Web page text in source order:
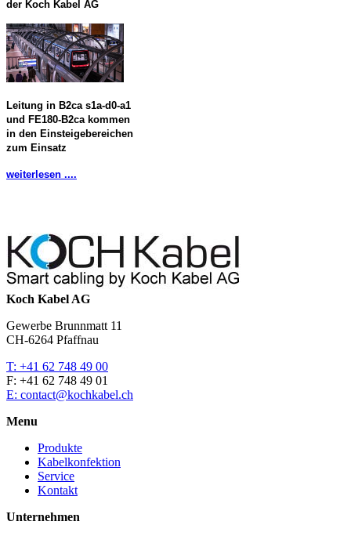
der Koch Kabel AG
Leitung in B2ca s1a-d0-a1
und FE180-B2ca kommen
in den Einsteigebereichen
zum Einsatz
weiterlesen ....
Koch Kabel AG
Gewerbe Brunnmatt 11
CH-6264 Pfaffnau
T: +41 62 748 49 00
F: +41 62 748 49 01
E: contact@kochkabel.ch
Menu
Produkte
Kabelkonfektion
Service
Kontakt
Unternehmen